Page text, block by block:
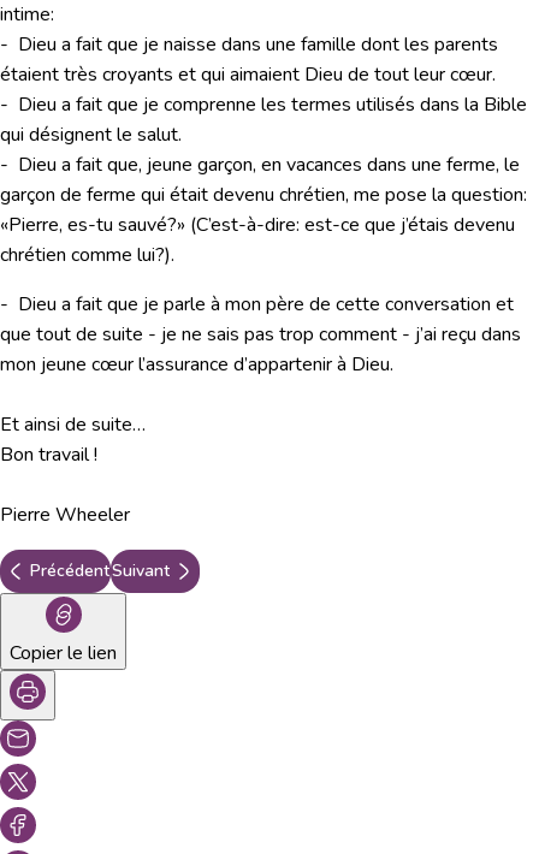
intime:
- Dieu a fait que je naisse dans une famille dont les parents
étaient très croyants et qui aimaient Dieu de tout leur cœur.
- Dieu a fait que je comprenne les termes utilisés dans la Bible
qui désignent le salut.
- Dieu a fait que, jeune garçon, en vacances dans une ferme, le
garçon de ferme qui était devenu chrétien, me pose la question:
«Pierre, es-tu sauvé?» (C’est-à-dire: est-ce que j’étais devenu
chrétien comme lui?).
- Dieu a fait que je parle à mon père de cette conversation et
que tout de suite - je ne sais pas trop comment - j’ai reçu dans
mon jeune cœur l’assurance d’appartenir à Dieu.
Et ainsi de suite…
Bon travail !
Pierre Wheeler
PrécédentSuivant
Copier le lien